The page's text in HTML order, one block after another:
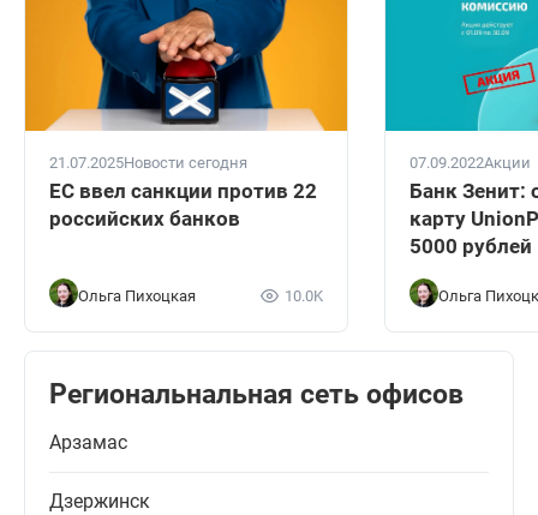
21.07.2025Новости сегодня
ЕС ввел санкции против 22
российских банков
Ольга Пихоцкая 10.0K
07.09.2022Акции
Банк Зенит:
карту
5000 рублей
Ольга
Региональнальная сеть офисов
Арзамас
Дзержинск